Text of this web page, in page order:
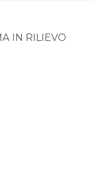
IN RILIEVO